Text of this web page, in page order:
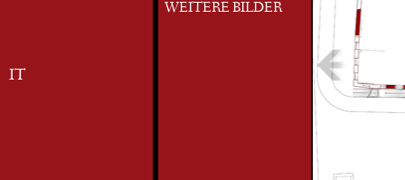
IT
WEITERE BILDER